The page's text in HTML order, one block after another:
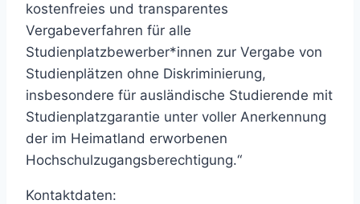
kostenfreies und transparentes
Vergabeverfahren für alle
Studienplatzbewerber*innen zur Vergabe von
Studienplätzen ohne Diskriminierung,
insbesondere für ausländische Studierende mit
Studienplatzgarantie unter voller Anerkennung
der im Heimatland erworbenen
Hochschulzugangsberechtigung.“
Kontaktdaten: